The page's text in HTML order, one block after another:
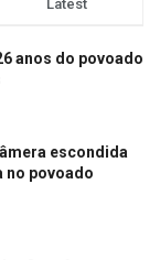
Latest
anos do povoado
escondida
no povoado